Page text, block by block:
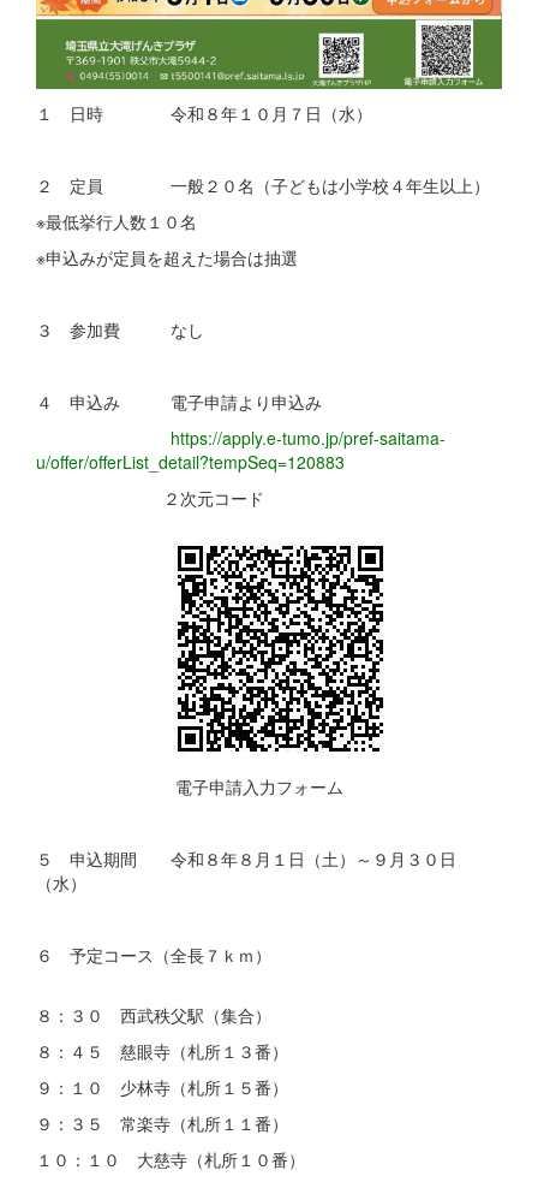
１ 日時 令和８年１０月７日（水）
２ 定員 一般２０名（子どもは小学校４年生以上）
※最低挙行人数１０名
※申込みが定員を超えた場合は抽選
３ 参加費 なし
４ 申込み 電子申請より申込み
https://apply.e-tumo.jp/pref-saitama-
u/offer/offerList_detail?tempSeq=120883
２次元コード
電子申請入力フォーム
５ 申込期間 令和８年８月１日（土）～９月３０日
（水）
６ 予定コース（全長７ｋｍ）
８：３０ 西武秩父駅（集合）
８：４５ 慈眼寺（札所１３番）
９：１０ 少林寺（札所１５番）
９：３５ 常楽寺（札所１１番）
１０：１０ 大慈寺（札所１０番）